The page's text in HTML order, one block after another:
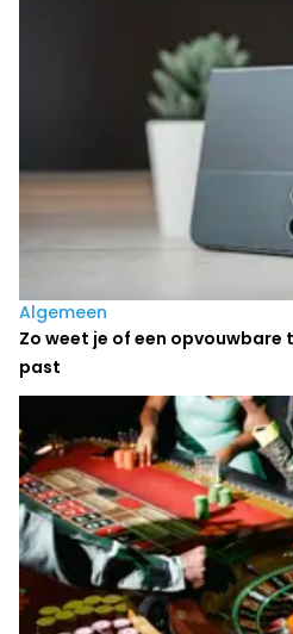
Algemeen
Zo weet je of een opvouwbare
past